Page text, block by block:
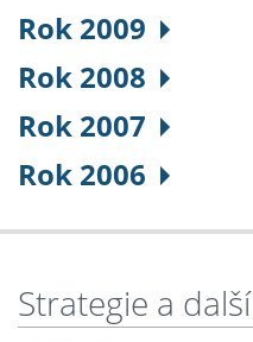
Rok 2009
Rok 2008
Rok 2007
Rok 2006
Strategie a